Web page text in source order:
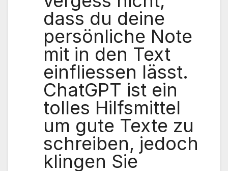
dass du deine
persönliche Note
mit in den Text
einfliessen lässt.
ChatGPT ist ein
tolles Hilfsmittel
um gute Texte zu
schreiben, jedoch
klingen Sie